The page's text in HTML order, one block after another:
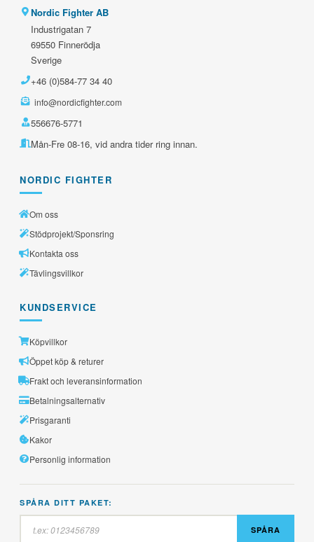
Nordic Fighter AB
Industrigatan 7
69550 Finnerödja
Sverige
+46 (0)584-77 34 40
info@nordicfighter.com
556676-5771
Mån-Fre 08-16, vid andra tider ring innan.
NORDIC FIGHTER
Om oss
Stödprojekt/Sponsring
Kontakta oss
Tävlingsvillkor
KUNDSERVICE
Köpvillkor
Öppet köp & returer
Frakt och leveransinformation
Betalningsalternativ
Prisgaranti
Kakor
Personlig information
SPÅRA DITT PAKET:
SPÅRA